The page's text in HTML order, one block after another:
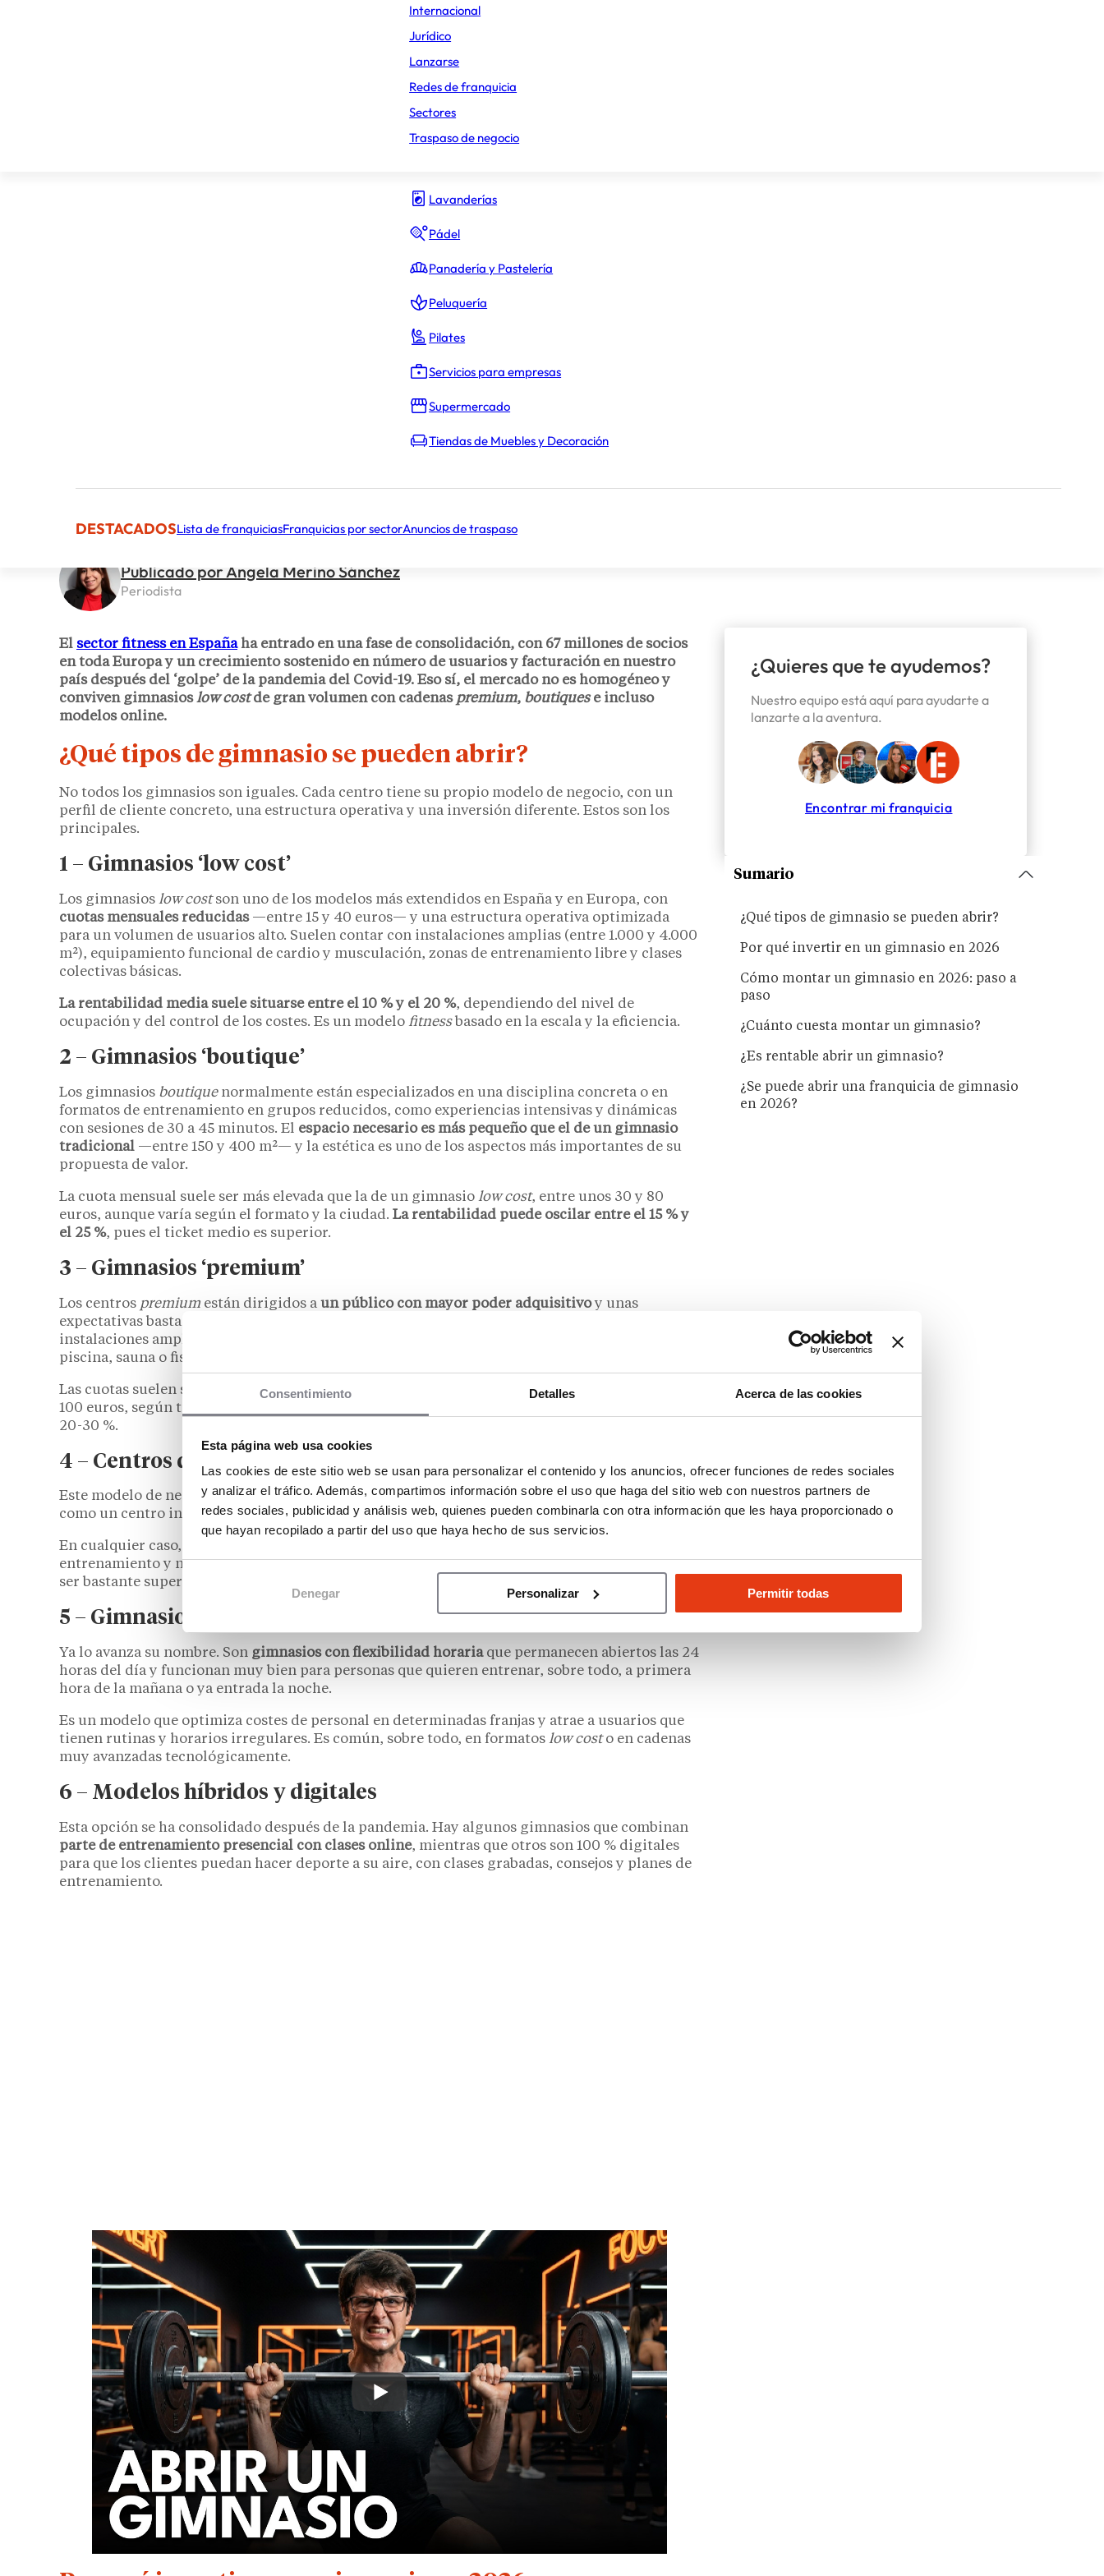
Consentimiento Detalles Acerca de las cookies
Esta página web usa cookies
Las cookies de este sitio web se usan para personalizar el contenido y los anuncios, ofrecer funciones de redes sociales
y analizar el tráfico. Además, compartimos información sobre el uso que haga del sitio web con nuestros partners de
redes sociales, publicidad y análisis web, quienes pueden combinarla con otra información que les haya proporcionado o
que hayan recopilado a partir del uso que haya hecho de sus servicios.
Denegar Personalizar Permitir todas
Hamburguesas
Heladerías
Hostelería y Restauración
Lavanderías
Pádel
Panadería y Pastelería
Peluquería
Pilates
Servicios para empresas
Supermercado
Tiendas de Muebles y Decoración
DESTACADOSLista de franquiciasFranquicias por sectorAnuncios de traspaso
Internacional
Jurídico
Lanzarse
Redes de franquicia
Sectores
Traspaso de negocio
Publicado por Ángela Merino Sánchez
Periodista
El sector fitness en Españaha entrado en una fase de consolidación, con 67 millones de socios
en toda Europa y un crecimiento sostenido en número de usuarios y facturación en nuestro
país después del ‘golpe’ de la pandemia del Covid-19. Eso sí, el mercado no es homogéneo y
conviven gimnasioslow costde gran volumen con cadenas premium, boutiquese incluso
modelos online.
¿Qué tipos de gimnasio se pueden abrir?
No todos los gimnasios son iguales. Cada centro tiene su propio modelo de negocio, con un
perfil de cliente concreto, una estructura operativa y una inversión diferente. Estos son los
principales.
1 – Gimnasios ‘low cost’
Los gimnasios low costson uno de los modelos más extendidos en España y en Europa, con
cuotas mensuales reducidas—entre 15 y 40 euros— y una estructura operativa optimizada
para un volumen de usuarios alto. Suelen contar con instalaciones amplias (entre 1.000 y 4.000
m²), equipamiento funcional de cardio y musculación, zonas de entrenamiento libre y clases
colectivas básicas.
La rentabilidad media suele situarse entre el 10 % y el 20 %, dependiendo del nivel de
ocupación y del control de los costes. Es un modelo fitnessbasado en la escala y la eficiencia.
2 – Gimnasios ‘boutique’
Los gimnasios boutiquenormalmente están especializados en una disciplina concreta o en
formatos de entrenamiento en grupos reducidos, como experiencias intensivas y dinámicas
con sesiones de 30 a 45 minutos. El espacio necesario es más pequeño que el de un gimnasio
tradicional —entre 150 y 400 m²— y la estética es uno de los aspectos más importantes de su
propuesta de valor.
La cuota mensual suele ser más elevada que la de un gimnasio low cost, entre unos 30 y 80
euros, aunque varía según el formato y la ciudad. La rentabilidad puede oscilar entre el 15 % y
el 25 %, pues el ticket medio es superior.
3 – Gimnasios ‘premium’
Los centros premium están dirigidos a un público con mayor poder adquisitivoy unas
expectativas bastante altas. Lo que diferencia a este modelo de otros gimnasios son las
instalaciones amplias, un diseño cuidado y una oferta de servicios adicionales, como spa,
piscina, sauna o fisioterapia.
Las cuotas suelen situarse entre los 50 y los 200 euros mensuales
, con una media que ronda los
100 euros, según también la oferta de servicios. La rentabilidad también asciende en torno a un
20-30 %.
4 – Centros de entrenamiento personal
Este modelo de negociofitnessestá basado en unaatención individualizada . Puede funcionar
como un centro independiente o como un servicio extra de otro gimnasio más grande.
En cualquier caso, su propuesta de valor son las sesiones personalizadas, los planes de
entrenamiento y nutricionales adaptados y el seguimiento continuo. El precio por hora suele
ser bastante superior a la media del sector.
5 – Gimnasios 24/7
Ya lo avanza su nombre. Son gimnasios con flexibilidad horariaque permanecen abiertos las 24
horas del día y funcionan muy bien para personas que quieren entrenar, sobre todo, a primera
hora de la mañana o ya entrada la noche.
Es un modelo que optimiza costes de personal en determinadas franjas y atrae a usuarios que
tienen rutinas y horarios irregulares. Es común, sobre todo, en formatos low costo en cadenas
muy avanzadas tecnológicamente.
6 – Modelos híbridos y digitales
Esta opción se ha consolidado después de la pandemia. Hay algunos gimnasios que combinan
parte de entrenamiento presencial con clases online, mientras que otros son 100 % digitales
para que los clientes puedan hacer deporte a su aire, con clases grabadas, consejos y planes de
entrenamiento.
¿Quieres que te ayudemos?
Nuestro equipo está aquí para ayudarte a
lanzarte a la aventura.
Encontrar mi franquicia
Sumario
¿Qué tipos de gimnasio se pueden abrir?
Por qué invertir en un gimnasio en 2026
Cómo montar un gimnasio en 2026: paso a
paso
¿Cuánto cuesta montar un gimnasio?
¿Es rentable abrir un gimnasio?
¿Se puede abrir una franquicia de gimnasio
en 2026?